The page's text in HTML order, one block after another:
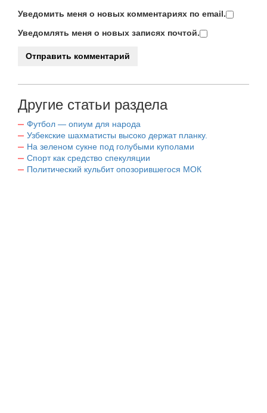
Уведомить меня о новых комментариях по email.
Уведомлять меня о новых записях почтой.
Другие статьи раздела
Футбол — опиум для народа
Узбекские шахматисты высоко держат планку.
На зеленом сукне под голубыми куполами
Спорт как средство спекуляции
Политический кульбит опозорившегося МОК